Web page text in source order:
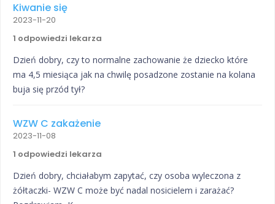
Kiwanie się
2023-11-20
1 odpowiedzi lekarza
Dzień dobry, czy to normalne zachowanie że dziecko które
ma 4,5 miesiąca jak na chwilę posadzone zostanie na kolana
buja się przód tył?
WZW C zakażenie
2023-11-08
1 odpowiedzi lekarza
Dzień dobry, chciałabym zapytać, czy osoba wyleczona z
żółtaczki- WZW C może być nadal nosicielem i zarażać?